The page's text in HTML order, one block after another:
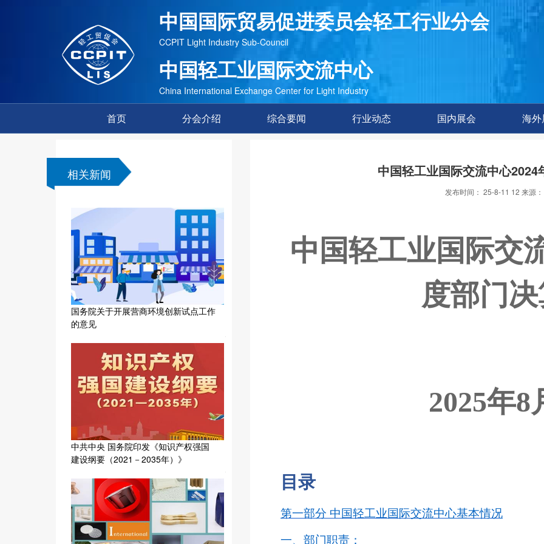
中国国际贸易促进委员会轻工行业分会
CCPIT Light Industry Sub-Council
中国轻工业国际交流中心
China International Exchange Center for Light Industry
首页 分会介绍 综合要闻 行业动态 国内展会 海
国务院关于开展营商环境创新试点工作
的意见
中共中央 国务院印发《知识产权强国
建设纲要（2021－2035年）》
中国轻工业国际交流中心2024
发布时间： 25-8-11 12 来源：
中国轻工业国际交
度部门
2025年8
目录
第一部分 中国轻工业国际交流中心基本情况
一、 部门职责 ：